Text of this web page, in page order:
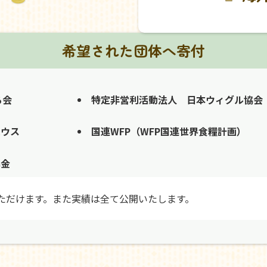
希望された団体へ寄付
特定非営利活動法人 日本ウィグル協会
ス 国連WFP（WFP国連世界食糧計画）
けます。また実績は全て公開いたします。